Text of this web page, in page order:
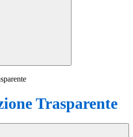
Trasparente